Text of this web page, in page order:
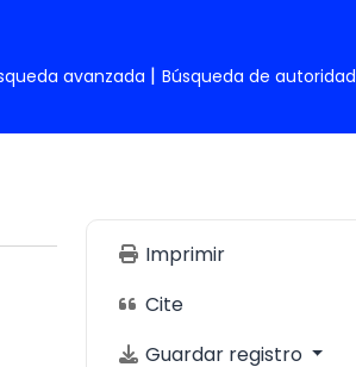
avanzada Búsqueda de autoridad
Imprimir
Cite
Guardar registro